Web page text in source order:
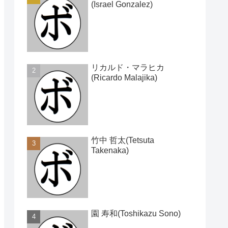
(Israel Gonzalez)
リカルド・マラヒカ
(Ricardo Malajika)
竹中 哲太(Tetsuta
Takenaka)
園 寿和(Toshikazu Sono)